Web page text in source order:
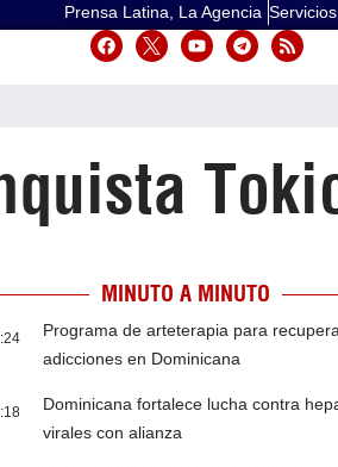
Prensa Latina, La Agencia Servicios
MINUTO A MINUTO
Programa de arteterapia para
adicciones en Dominicana
Dominicana fortalece lucha contra
virales con alianza